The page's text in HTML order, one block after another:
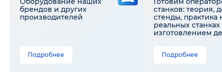
брендов и других
производителей
Подробнее
станков: теория,
стенды, практика
реальных станках
изготовлением
Подробнее